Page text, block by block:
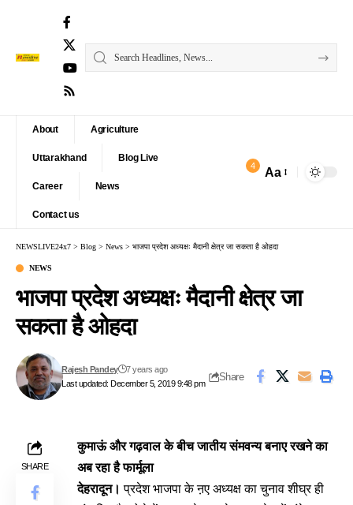
About Agriculture
Uttarakhand Blog Live
Career News
Contact us
4 Aa
NEWSLIVE24x7 > Blog > News > भाजपा प्रदेश अध्यक्षः मैदानी क्षेत्र जा सकता है ओहदा
NEWS
भाजपा प्रदेश अध्यक्षः मैदानी क्षेत्र जा
सकता है ओहदा
Last updated: December 5, 2019 9:48 pm
Rajesh Pandey 7 years ago
Share
SHARE
कुमाऊं और गढ़वाल के बीच जातीय संमवन्य बनाए रखने का
अब रहा है फार्मूला
देहरादून। प्रदेश भाजपा के ऩए अध्यक्ष का चुनाव शीघ्र ही